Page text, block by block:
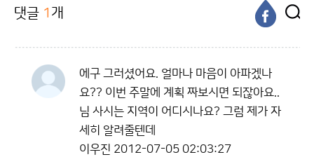
댓글 1 개
에구 그러셨어요. 얼마나 마음이 아파겠나
요?? 이번 주말에 계획 짜보시면 되잖아요..
님 사시는 지역이 어디시나요? 그럼 제가 자
세히 알려줄텐데
이우진 2012-07-05 02:03:27